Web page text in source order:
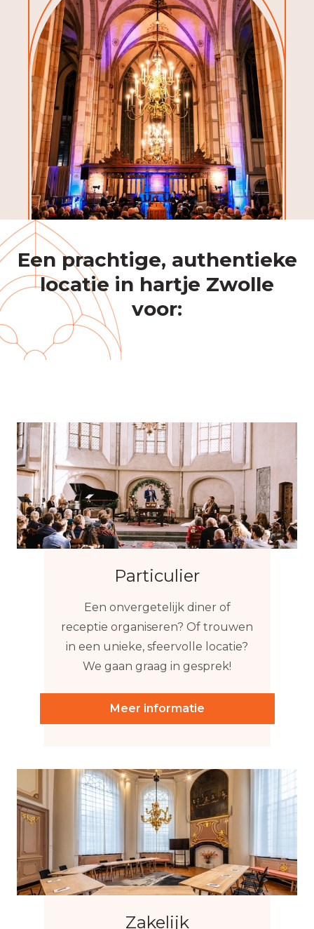
Een prachtige, authentieke
locatie in hartje Zwolle
voor:
Particulier
Een onvergetelijk diner of
receptie organiseren? Of trouwen
in een unieke, sfeervolle locatie?
We gaan graag in gesprek!
Meer informatie
Zakelijk